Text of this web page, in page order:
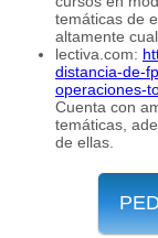
temáticas de
altamente
lectiva.com:
distancia-de-
operaciones-
Cuenta con
temáticas,
de ellas.